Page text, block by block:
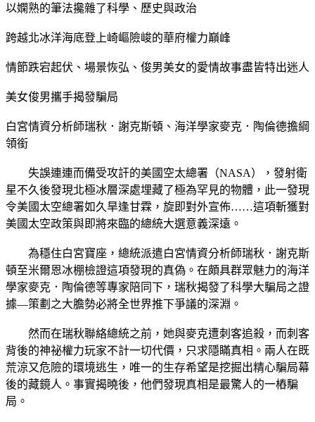
以嫻熟的筆法攙雜了科學、歷史與政治
跨越北冰洋海底登上崎嶇險峻的華府權力巔峰
情節跌宕起伏、場景恢弘、俊男美女的愛情故事盡皆特出迷人
美女俊男攜手揭發騙局
白宮情資分析師瑞秋．謝克斯頓、海洋學家麥克．陶倫德擔綱
領銜
失誤連連而備受攻訐的美國空太總署（NASA），發射衛
星不久後發現北極冰層深處埋藏了極為罕見的物體，此一發現
令美國太空總署如久旱逢甘霖，旋即對外宣佈……這項斬獲對
美國太空政策與即將來臨的總統大選意義深遠。
為穩住白宮寶座，總統派遣白宮情資分析師瑞秋．謝克斯
頓至米爾恩冰棚檢證這項發現的真偽。在頗具群眾魅力的海洋
學家麥克．陶倫德等專家陪同下，瑞秋揭發了科學大騙局之證
據—策劃之大膽勢必將全世界推下爭議的深淵。
然而在瑞秋聯絡總統之前，她與麥克遭刺客追殺，而刺客
背後的神祕權力玩家不計一切代價，只求隱瞞真相。兩人在既
荒涼又危險的環境逃生，唯一的生存希望是挖掘出精心騙局幕
後的藏鏡人。事實揭曉後，他們發現真相是最驚人的一樁騙
局。